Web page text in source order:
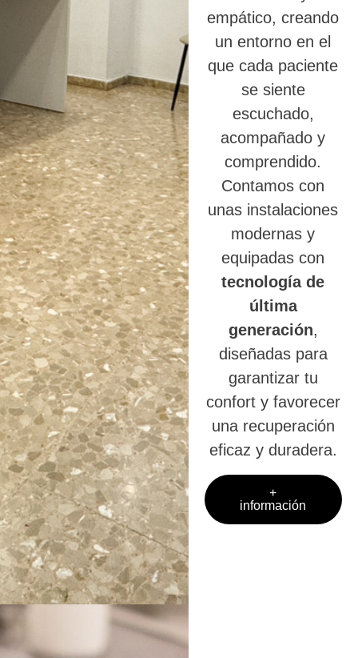
empático, creando
un entorno en el
que cada paciente
se siente
escuchado,
acompañado y
comprendido.
Contamos con
unas instalaciones
modernas y
equipadas con
tecnología de
última
generación,
diseñadas para
garantizar tu
confort y favorecer
una recuperación
eficaz y duradera.
+
información